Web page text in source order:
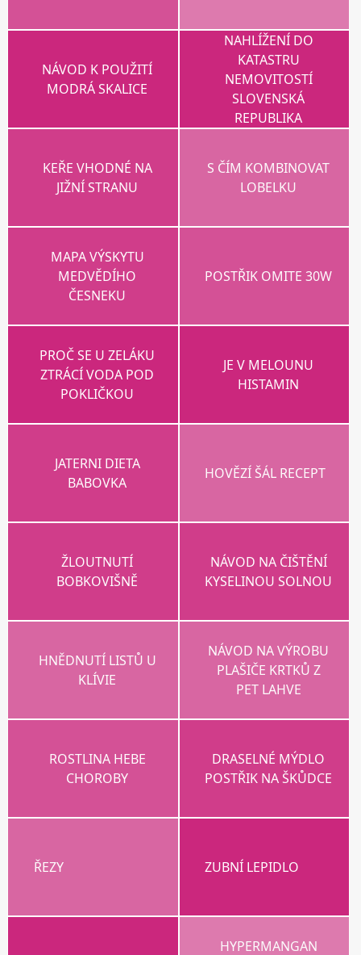
NÁVOD K POUŽITÍ
MODRÁ SKALICE
NAHLÍŽENÍ DO
KATASTRU
NEMOVITOSTÍ
SLOVENSKÁ
REPUBLIKA
KEŘE VHODNÉ NA
JIŽNÍ STRANU
S ČÍM KOMBINOVAT
LOBELKU
MAPA VÝSKYTU
MEDVĚDÍHO
ČESNEKU
POSTŘIK OMITE 30W
PROČ SE U ZELÁKU
ZTRÁCÍ VODA POD
POKLIČKOU
JE V MELOUNU
HISTAMIN
JATERNI DIETA
BABOVKA
HOVĚZÍ ŠÁL RECEPT
ŽLOUTNUTÍ
BOBKOVIŠNĚ
NÁVOD NA ČIŠTĚNÍ
KYSELINOU SOLNOU
HNĚDNUTÍ LISTŮ U
KLÍVIE
NÁVOD NA VÝROBU
PLAŠIČE KRTKŮ Z
PET LAHVE
ROSTLINA HEBE
CHOROBY
DRASELNÉ MÝDLO
POSTŘIK NA ŠKŮDCE
ŘEZY ZUBNÍ LEPIDLO
HYPERMANGAN